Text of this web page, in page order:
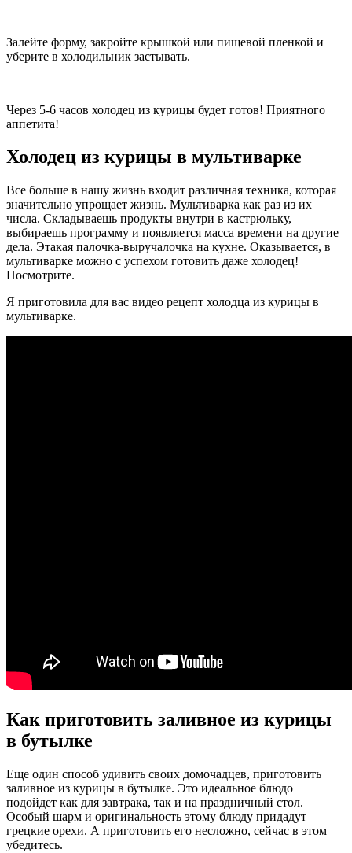
Залейте форму, закройте крышкой или пищевой пленкой и
уберите в холодильник застывать.
Через 5-6 часов холодец из курицы будет готов! Приятного
аппетита!
Холодец из курицы в мультиварке
Все больше в нашу жизнь входит различная техника, которая
значительно упрощает жизнь. Мультиварка как раз из их
числа. Складываешь продукты внутри в кастрюльку,
выбираешь программу и появляется масса времени на другие
дела. Этакая палочка-выручалочка на кухне. Оказывается, в
мультиварке можно с успехом готовить даже холодец!
Посмотрите.
Я приготовила для вас видео рецепт холодца из курицы в
мультиварке.
Как приготовить заливное из курицы
в бутылке
Еще один способ удивить своих домочадцев, приготовить
заливное из курицы в бутылке. Это идеальное блюдо
подойдет как для завтрака, так и на праздничный стол.
Особый шарм и оригинальность этому блюду придадут
грецкие орехи. А приготовить его несложно, сейчас в этом
убедитесь.